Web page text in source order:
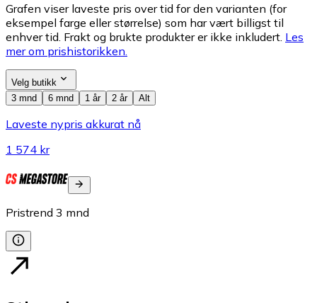
Grafen viser laveste pris over tid for den varianten (for
eksempel farge eller størrelse) som har vært billigst til
enhver tid. Frakt og brukte produkter er ikke inkludert. Les
mer om prishistorikken.
Velg butikk
3 mnd
6 mnd 1 år 2 år Alt
Laveste nypris akkurat nå
1 574 kr
Pristrend 3 mnd